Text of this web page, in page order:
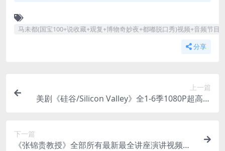
马未都(国宝100+说收藏+观复+博物奇妙夜+都嘟脱口秀)视频+音频节
分享
上一篇
美剧《硅谷/Silicon Valley》全1-6季1080P超高清
下一篇
《张锦贵教授》全部所有最新最全讲座演讲视频视